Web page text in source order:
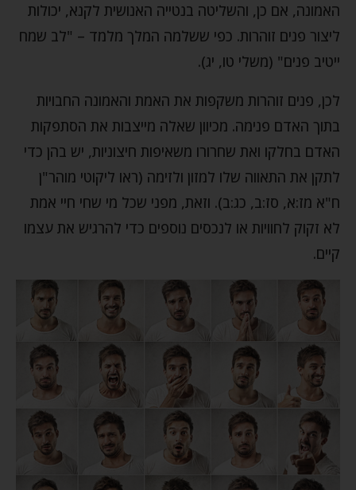
האמונה, אם כן, והשליטה בנטייה האנושית לקנא, יכולות
ליצור פנים זוהרות. כפי ששלמה המלך מלמד – "לב שמח
ייטיב פנים" (משלי טו, יג).
לכן, פנים זוהרות משקפות את האמת והאמונה החבויות
בתוך האדם פנימה. מכיוון שאלה מייצבות את הסתפקות
האדם בחלקו ואת שחרורו משאיפות חיצוניות, יש בהן כדי
לתקן את התאווה שלו למזון ולזימה (ראו ליקוטי מוהר"ן
ח"א מז:א, סז:ב, כג:ב). וזאת, מפני שכל מי שחי חיי אמת
לא זקוק לחוויות או לנכסים נוספים כדי להרגיש את עצמו
קיים.